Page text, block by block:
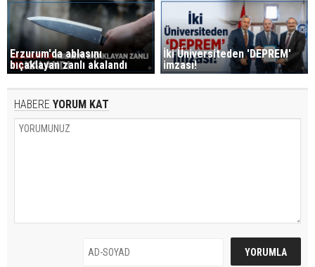
Erzurum'da ablasını
bıçaklayan zanlı akalandı
İki Üniversiteden 'DEPREM'
imzası!
HABERE YORUM KAT